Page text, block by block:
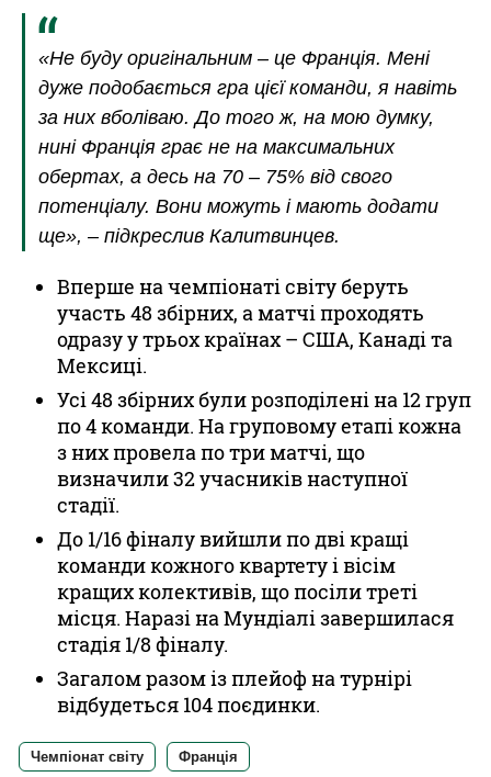
«Не буду оригінальним – це Франція. Мені
дуже подобається гра цієї команди, я навіть
за них вболіваю. До того ж, на мою думку,
нині Франція грає не на максимальних
обертах, а десь на 70 – 75% від свого
потенціалу. Вони можуть і мають додати
ще», – підкреслив Калитвинцев.
Вперше на чемпіонаті світу беруть
участь 48 збірних, а матчі проходять
одразу у трьох країнах – США, Канаді та
Мексиці.
Усі 48 збірних були розподілені на 12 груп
по 4 команди. На груповому етапі кожна
з них провела по три матчі, що
визначили 32 учасників наступної
стадії.
До 1/16 фіналу вийшли по дві кращі
команди кожного квартету і вісім
кращих колективів, що посіли треті
місця. Наразі на Мундіалі завершилася
стадія 1/8 фіналу.
Загалом разом із плейоф на турнірі
відбудеться 104 поєдинки.
Чемпіонат світу Франція